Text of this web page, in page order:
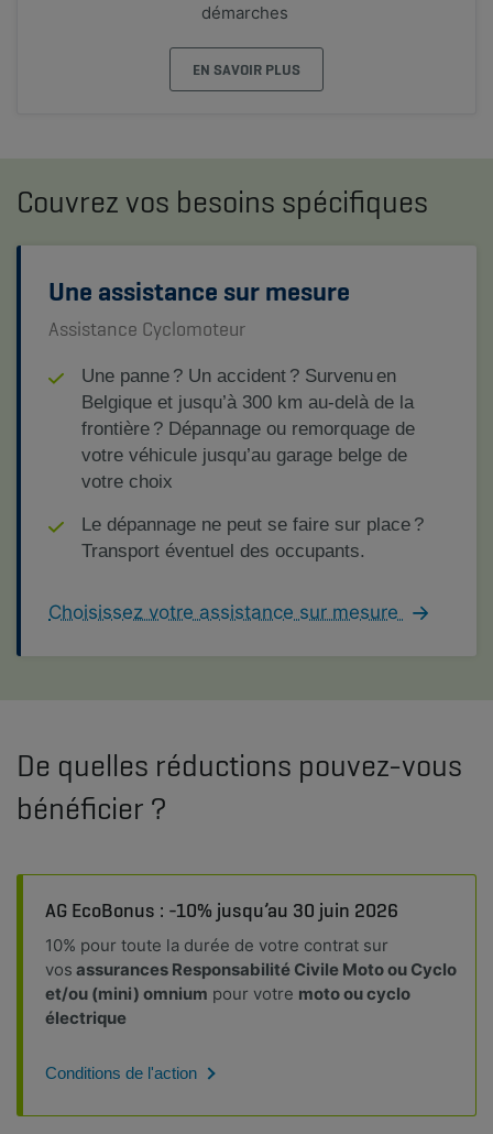
démarches
EN SAVOIR PLUS
Couvrez vos besoins spécifiques
Une assistance sur mesure
Assistance Cyclomoteur
Une panne ? Un accident ? Survenu en
Belgique et jusqu’à 300 km au-delà de la
frontière ? Dépannage ou remorquage de
votre véhicule jusqu’au garage belge de
votre choix
Le dépannage ne peut se faire sur place ?
Transport éventuel des occupants.
Choisissez votre assistance sur mesure
De quelles réductions pouvez-vous
bénéficier ?
AG EcoBonus : -10% jusqu’au 30 juin 2026
10% pour toute la durée de votre contrat sur
vos assurances Responsabilité Civile Moto ou Cyclo
et/ou (mini) omnium pour votre moto ou cyclo
électrique
Conditions de l'action